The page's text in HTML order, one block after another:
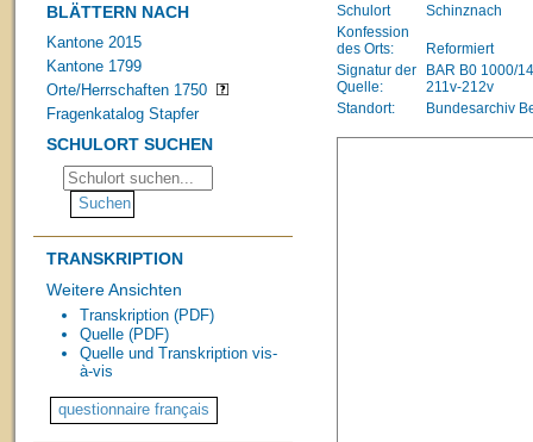
BLÄTTERN NACH
Kantone 2015
Kantone 1799
Orte/Herrschaften 1750
Fragenkatalog Stapfer
SCHULORT SUCHEN
TRANSKRIPTION
Weitere Ansichten
Transkription (PDF)
Quelle (PDF)
Quelle und Transkription vis-
à-vis
Schulort
Schinznach
Konfession
des Orts:
Reformiert
Signatur der
Quelle:
BAR B0 1000/
211v-212v
Standort:
Bundesarchiv